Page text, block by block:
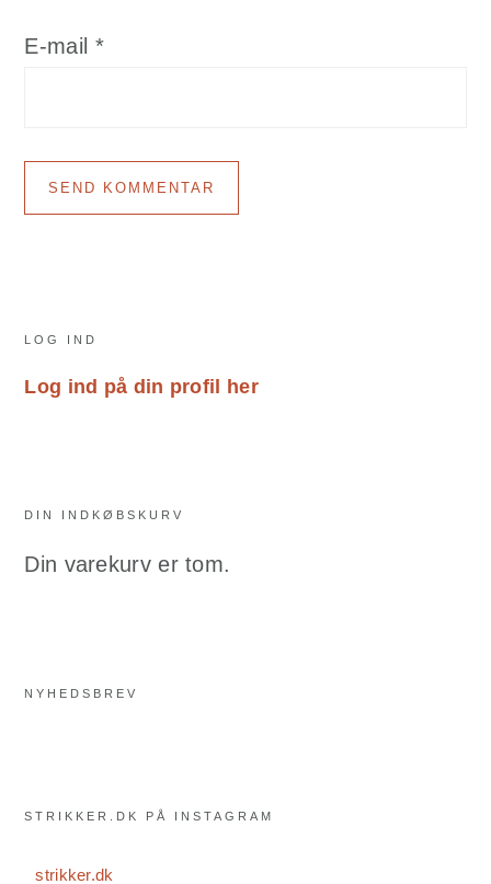
E-mail *
Primary
Sidebar
LOG IND
Log ind på din profil her
DIN INDKØBSKURV
Din varekurv er tom.
NYHEDSBREV
STRIKKER.DK PÅ INSTAGRAM
strikker.dk